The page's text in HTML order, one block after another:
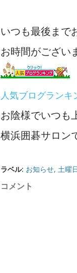
いつも最後まで
お時間がござい
人気ブログランキ
お陰様でいつも
横浜囲碁サロン
ラベル: お知らせ 土曜
コメント